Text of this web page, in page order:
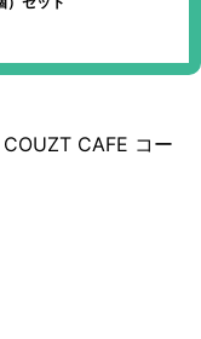
COUZT CAFE コー